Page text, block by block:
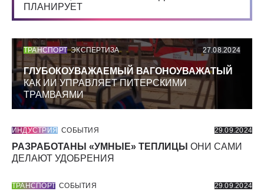
ПЛАНИРУЕТ
ТРАНСПОРТ ЭКСПЕРТИЗА 27.08.2024
ГЛУБОКОУВАЖАЕМЫЙ ВАГОНОУВАЖАТЫЙ
КАК ИИ УПРАВЛЯЕТ ПИТЕРСКИМИ
ТРАМВАЯМИ
ИНДУСТРИЯ СОБЫТИЯ 29.09.2024
РАЗРАБОТАНЫ «УМНЫЕ» ТЕПЛИЦЫ ОНИ САМИ
ДЕЛАЮТ УДОБРЕНИЯ
ТРАНСПОРТ СОБЫТИЯ 29.09.2024